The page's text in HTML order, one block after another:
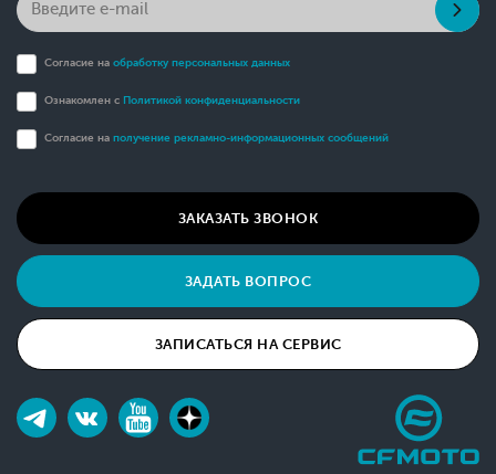
Согласие на обработку персональных данных
Ознакомлен с Политикой конфиденциальности
Согласие на получение рекламно-информационных сообщений
ЗАКАЗАТЬ ЗВОНОК
ЗАДАТЬ ВОПРОС
ЗАПИСАТЬСЯ НА СЕРВИС